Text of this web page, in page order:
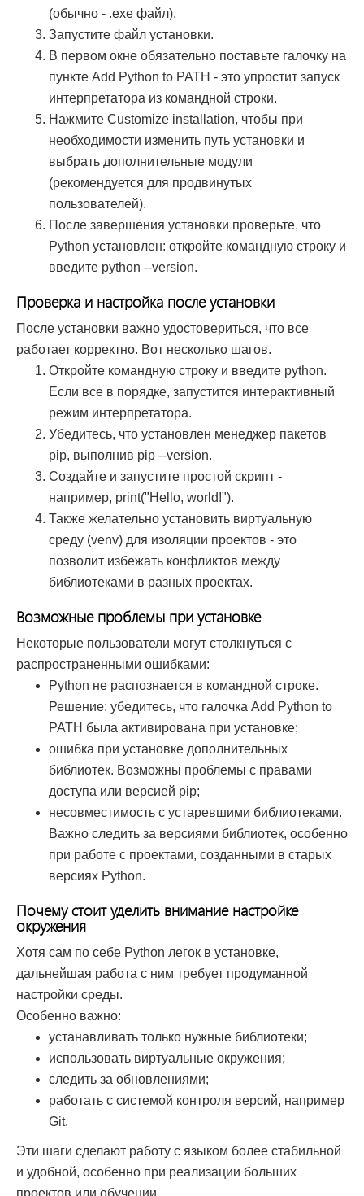
(обычно - .exe файл).
Запустите файл установки.
В первом окне обязательно поставьте галочку на
пункте Add Python to PATH - это упростит запуск
интерпретатора из командной строки.
Нажмите Customize installation, чтобы при
необходимости изменить путь установки и
выбрать дополнительные модули
(рекомендуется для продвинутых
пользователей).
После завершения установки проверьте, что
Python установлен: откройте командную строку и
введите python --version.
Проверка и настройка после установки
После установки важно удостовериться, что все
работает корректно. Вот несколько шагов.
Откройте командную строку и введите python.
Если все в порядке, запустится интерактивный
режим интерпретатора.
Убедитесь, что установлен менеджер пакетов
pip, выполнив pip --version.
Создайте и запустите простой скрипт -
например, print("Hello, world!").
Также желательно установить виртуальную
среду (venv) для изоляции проектов - это
позволит избежать конфликтов между
библиотеками в разных проектах.
Возможные проблемы при установке
Некоторые пользователи могут столкнуться с
распространенными ошибками:
Python не распознается в командной строке.
Решение: убедитесь, что галочка Add Python to
PATH была активирована при установке;
ошибка при установке дополнительных
библиотек. Возможны проблемы с правами
доступа или версией pip;
несовместимость с устаревшими библиотеками.
Важно следить за версиями библиотек, особенно
при работе с проектами, созданными в старых
версиях Python.
Почему стоит уделить внимание настройке
окружения
Хотя сам по себе Python легок в установке,
дальнейшая работа с ним требует продуманной
настройки среды.
Особенно важно:
устанавливать только нужные библиотеки;
использовать виртуальные окружения;
следить за обновлениями;
работать с системой контроля версий, например
Git.
Эти шаги сделают работу с языком более стабильной
и удобной, особенно при реализации больших
проектов или обучении.